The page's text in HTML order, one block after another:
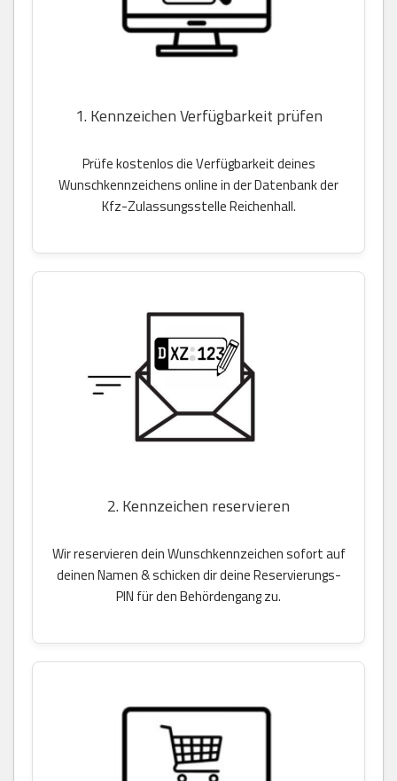
1. Kennzeichen Verfügbarkeit prüfen
Prüfe kostenlos die Verfügbarkeit deines
Wunschkennzeichens online in der Datenbank der
Kfz-Zulassungsstelle Reichenhall.
2. Kennzeichen reservieren
Wir reservieren dein Wunschkennzeichen sofort auf
deinen Namen & schicken dir deine Reservierungs-
PIN für den Behördengang zu.